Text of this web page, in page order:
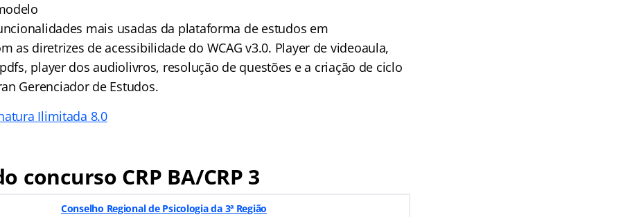
mais usadas da plataforma de estudos em
as diretrizes de acessibilidade do WCAG v3.0. Player de videoaula,
player dos audiolivros, resolução de questões e a criação de ciclo
Gerenciador de Estudos.
Ilimitada 8.0
concurso CRP BA/CRP 3
Conselho Regional de Psicologia da 3ª Região